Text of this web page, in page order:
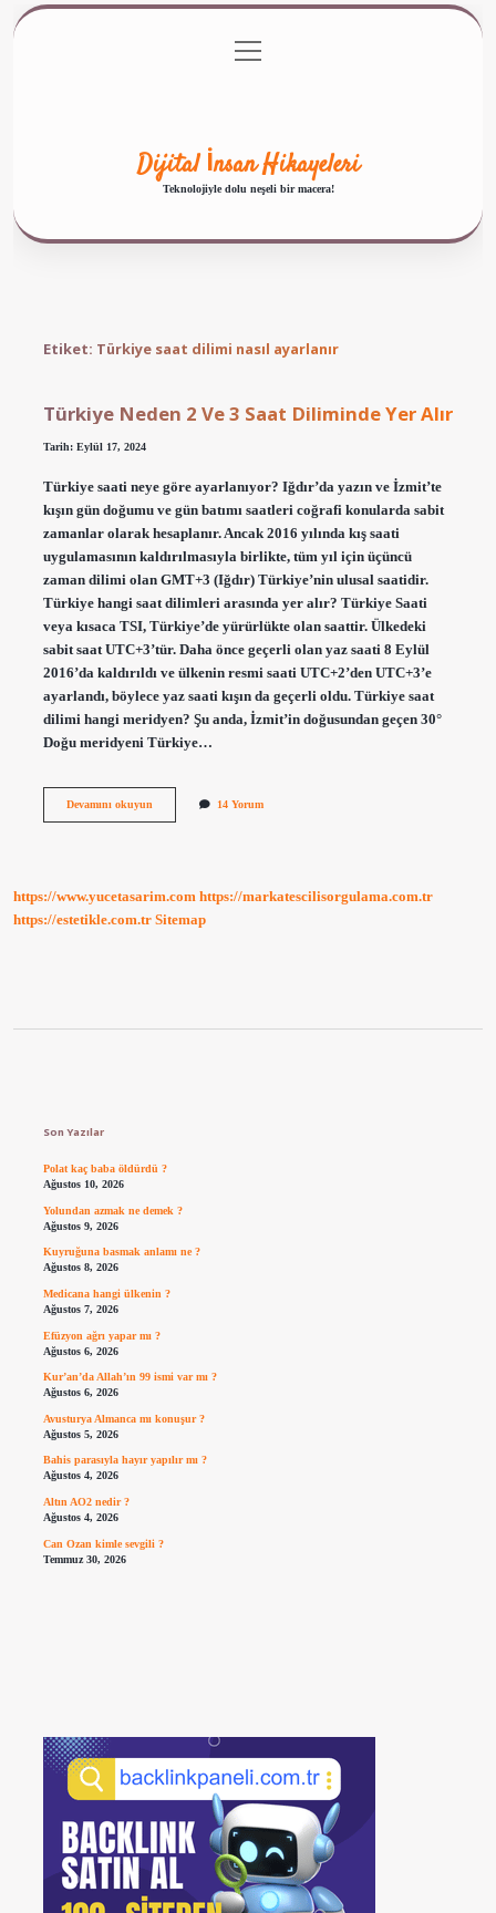
Gizlilik Politikası
menüyü
aç
Dijital İnsan Hikayeleri
Teknolojiyle dolu neşeli bir macera!
Etiket: Türkiye saat dilimi nasıl ayarlanır
Türkiye Neden 2 Ve 3 Saat Diliminde Yer Alır
Tarih: Eylül 17, 2024
Türkiye saati neye göre ayarlanıyor? Iğdır’da yazın ve İzmit’te
kışın gün doğumu ve gün batımı saatleri coğrafi konularda sabit
zamanlar olarak hesaplanır. Ancak 2016 yılında kış saati
uygulamasının kaldırılmasıyla birlikte, tüm yıl için üçüncü
zaman dilimi olan GMT+3 (Iğdır) Türkiye’nin ulusal saatidir.
Türkiye hangi saat dilimleri arasında yer alır? Türkiye Saati
veya kısaca TSI, Türkiye’de yürürlükte olan saattir. Ülkedeki
sabit saat UTC+3’tür. Daha önce geçerli olan yaz saati 8 Eylül
2016’da kaldırıldı ve ülkenin resmi saati UTC+2’den UTC+3’e
ayarlandı, böylece yaz saati kışın da geçerli oldu. Türkiye saat
dilimi hangi meridyen? Şu anda, İzmit’in doğusundan geçen 30°
Doğu meridyeni Türkiye…
Devamını okuyunTürkiye
Diliminde
Alır
14 Yorum
https://www.yucetasarim.com https://markatescilisorgulama.com.tr
https://estetikle.com.tr Sitemap
Son Yazılar
Polat kaç baba öldürdü ?
Ağustos 10, 2026
Yolundan azmak ne demek ?
Ağustos 9, 2026
Kuyruğuna basmak anlamı ne ?
Ağustos 8, 2026
Medicana hangi ülkenin ?
Ağustos 7, 2026
Efüzyon ağrı yapar mı ?
Ağustos 6, 2026
Kur’an’da Allah’ın 99 ismi var mı ?
Ağustos 6, 2026
Avusturya Almanca mı konuşur ?
Ağustos 5, 2026
Bahis parasıyla hayır yapılır mı ?
Ağustos 4, 2026
Altın AO2 nedir ?
Ağustos 4, 2026
Can Ozan kimle sevgili ?
Temmuz 30, 2026